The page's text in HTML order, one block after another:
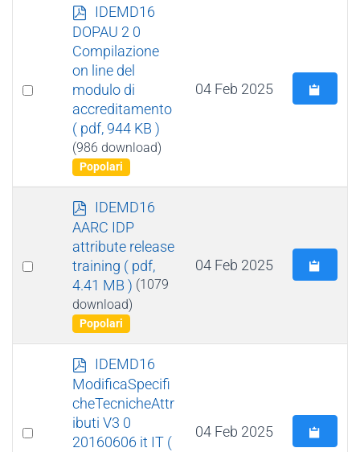
Select
p
d
f
IDEMD16
DOPAU 2 0
Compilazione
on line del
modulo di
accreditamento
( pdf, 944 KB )
(986 download)
Popolari
04 Feb 2025
Select
p
d
f
IDEMD16
AARC IDP
attribute release
training ( pdf,
4.41 MB ) (1079
download)
Popolari
04 Feb 2025
Select
p
d
f
IDEMD16
ModificaSpecifi
cheTecnicheAttr
ibuti V3 0
20160606 it IT (
04 Feb 2025